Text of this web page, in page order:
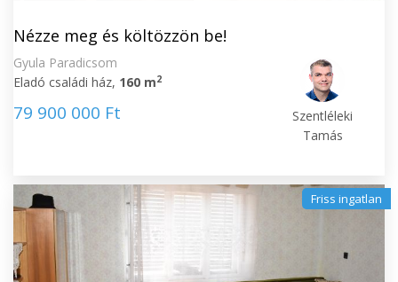
Nézze meg és költözzön be!
Gyula Paradicsom
Eladó családi ház, 160 m2
79 900 000 Ft
Szentléleki
Tamás
Friss ingatlan